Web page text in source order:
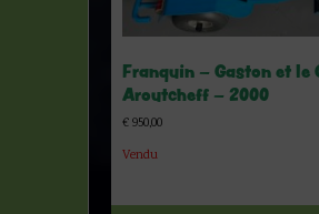
Franquin – Gaston et le
Aroutcheff – 2000
€950,00
Vendu